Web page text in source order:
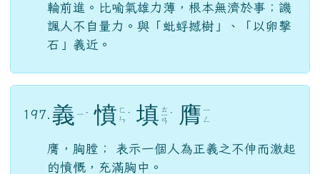
輪前進。比喻氣雄力薄，根本無濟於事；譏
諷人不自量力。與「蚍蜉撼樹」、「以卵擊
石」義近。
197. 義 ㄧ ˋ 憤 ㄈ
ㄣ ˋ 填 ㄊ
ㄧ
ㄢ
ˊ 膺 ㄧ
ㄥ
膺，胸膛； 表示一個人為正義之不伸而激起
的憤慨，充滿胸中。